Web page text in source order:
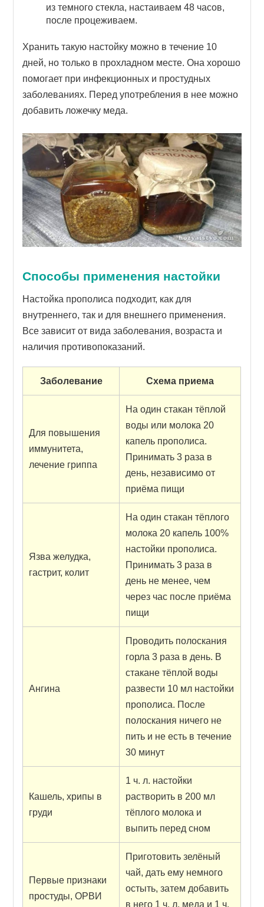
из темного стекла, настаиваем 48 часов,
после процеживаем.
Хранить такую настойку можно в течение 10
дней, но только в прохладном месте. Она хорошо
помогает при инфекционных и простудных
заболеваниях. Перед употребления в нее можно
добавить ложечку меда.
Способы применения настойки
Настойка прополиса подходит, как для
внутреннего, так и для внешнего применения.
Все зависит от вида заболевания, возраста и
наличия противопоказаний.
Заболевание Схема приема
Для повышения
иммунитета,
лечение гриппа
На один стакан тёплой
воды или молока 20
капель прополиса.
Принимать 3 раза в
день, независимо от
приёма пищи
Язва желудка,
гастрит, колит
На один стакан тёплого
молока 20 капель 100%
настойки прополиса.
Принимать 3 раза в
день не менее, чем
через час после приёма
пищи
Ангина
Проводить полоскания
горла 3 раза в день. В
стакане тёплой воды
развести 10 мл настойки
прополиса. После
полоскания ничего не
пить и не есть в течение
30 минут
Кашель, хрипы в
груди
1 ч. л. настойки
растворить в 200 мл
тёплого молока и
выпить перед сном
Первые признаки
простуды, ОРВИ
Приготовить зелёный
чай, дать ему немного
остыть, затем добавить
в него 1 ч. л. меда и 1 ч.